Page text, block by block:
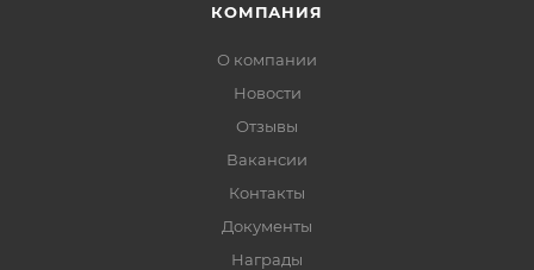
КОМПАНИЯ
О компании
Новости
Отзывы
Вакансии
Контакты
Документы
Награды